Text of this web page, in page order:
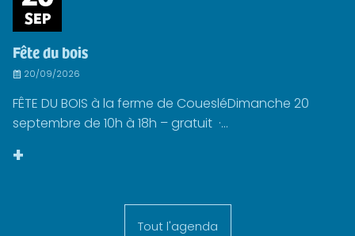
SEP
Fête du bois
20/09/2026
FÊTE DU BOIS à la ferme de CouesléDimanche 20
septembre de 10h à 18h – gratuit ·...
+
Tout l'agenda